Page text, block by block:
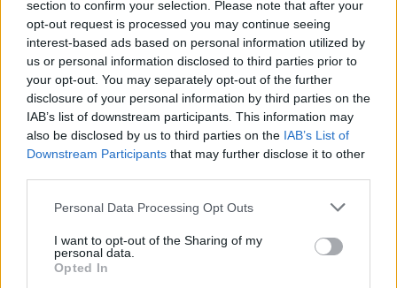
section to confirm your selection. Please note that after your
opt-out request is processed you may continue seeing
interest-based ads based on personal information utilized by
us or personal information disclosed to third parties prior to
your opt-out. You may separately opt-out of the further
disclosure of your personal information by third parties on the
IAB’s list of downstream participants. This information may
also be disclosed by us to third parties on the IAB’s List of
Downstream Participants that may further disclose it to other
Personal Data Processing Opt Outs
I want to opt-out of the Sharing of my
personal data.
Opted In